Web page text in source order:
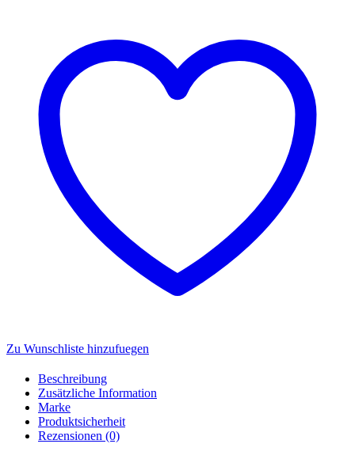
Carrera
Go
Fahrzeug
20064210
Zu Wunschliste hinzufuegen
Beschreibung
Zusätzliche Information
Marke
Produktsicherheit
Rezensionen (0)